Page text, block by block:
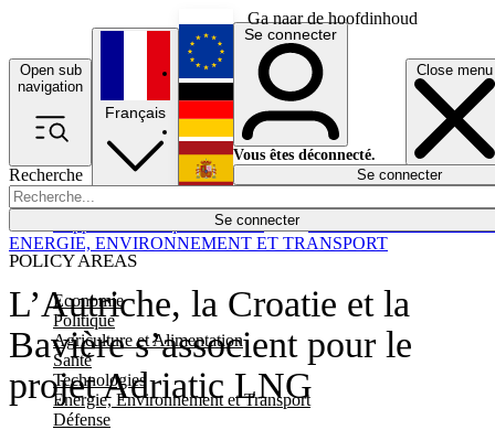
Ga naar de hoofdinhoud
Open sub
navigation
Close menu
Recherche
Se connecter
POLICY AREAS
Economie
Politique
Agriculture et Alimentation
Santé
Technologies
Energie, Environnement et Transport
Défense
Économie
Français
English
Deutsch
Español
Se connecter
Vous êtes déconnecté.
Se connecter
L’Autriche, la Croatie et la
Bavière s’associent pour le
projet Adriatic LNG
ENERGIE, ENVIRONNEMENT ET TRANSPORT